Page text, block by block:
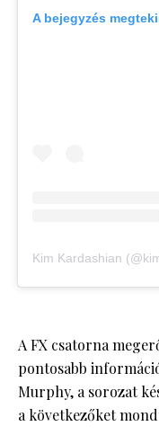
A bejegyzés
A FX csatorna
pontosabb
Murphy, a sorozat
a következőket